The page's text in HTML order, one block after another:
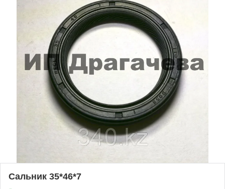
Сальник 35*46*7